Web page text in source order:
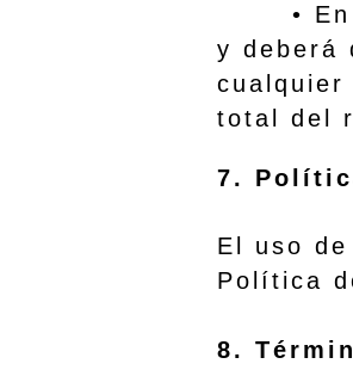
• En el
y deberá
cualquier
total del
7.
El uso
Política
8.